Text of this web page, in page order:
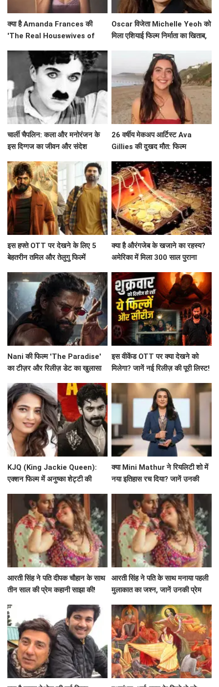
क्या है Amanda Frances की
'The Real Housewives of
Oscar विजेता Michelle Yeoh को
मिला एशियाई फिल्म निर्माता का खिताब,
चार्ली चैपलिन: कला और मनोरंजन के
इस दिग्गज का जीवन और संदेश
26 वर्षीय मेकअप आर्टिस्ट Ava
Gillies की दुखद मौत: फिल्म
इस हफ्ते OTT पर देखने के लिए 5
बेहतरीन तमिल और तेलुगु फिल्में
क्या है औरंगजेब के खजाने का रहस्य?
अमेरिका में मिला 300 साल पुराना
Nani की फिल्म 'The Paradise'
का टीज़र और रिलीज़ डेट का खुलासा
इस वीकेंड OTT पर क्या देखने को
मिलेगा? जानें नई रिलीज़ की पूरी लिस्ट!
KJQ (King Jackie Queen):
एक्शन फिल्म में अनुष्का शेट्टी की
क्या Mini Mathur ने रियलिटी शो में
नया इतिहास रच दिया? जानें उनकी
आरती सिंह ने पति दीपक चौहान के साथ
तीन साल की प्रेम कहानी साझा की!
आरती सिंह ने पति के साथ मनाया पहली
मुलाकात का जश्न, जानें उनकी प्रेम